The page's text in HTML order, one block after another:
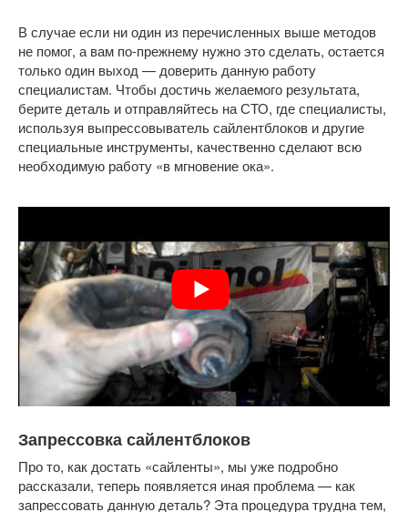
В случае если ни один из перечисленных выше методов
не помог, а вам по-прежнему нужно это сделать, остается
только один выход — доверить данную работу
специалистам. Чтобы достичь желаемого результата,
берите деталь и отправляйтесь на СТО, где специалисты,
используя выпрессовыватель сайлентблоков и другие
специальные инструменты, качественно сделают всю
необходимую работу «в мгновение ока».
Запрессовка сайлентблоков
Про то, как достать «сайленты», мы уже подробно
рассказали, теперь появляется иная проблема — как
запрессовать данную деталь? Эта процедура трудна тем,